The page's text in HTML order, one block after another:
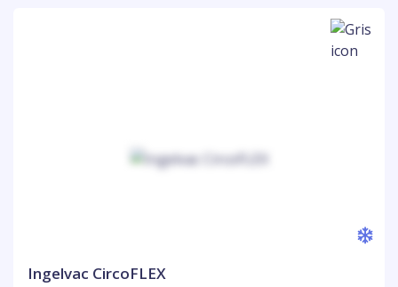
Ingelvac CircoFLEX